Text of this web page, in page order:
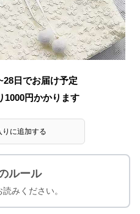
日でお届け予定
1000円かかります
りに追加する
ルール
みください。